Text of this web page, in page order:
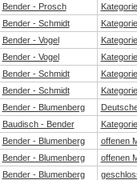
Bender - Prosch
Bender - Schmidt
Bender - Vogel
Bender - Vogel
Bender - Schmidt
Bender - Schmidt
Bender - Blumenberg
Baudisch - Bender
Bender - Blumenberg
offenen
Bender - Blumenberg
offenen
Bender - Blumenberg